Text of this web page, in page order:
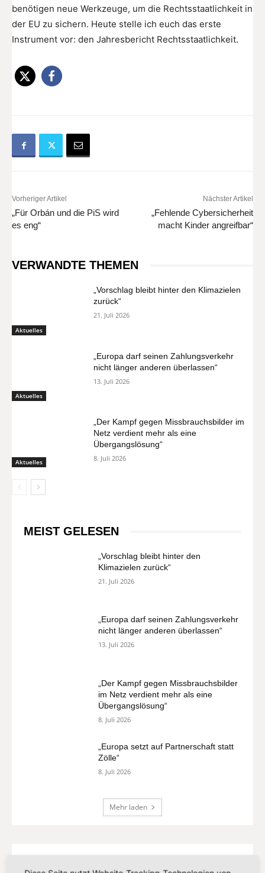
benötigen neue Werkzeuge, um die Rechtsstaatlichkeit in
der EU zu sichern. Heute stelle ich euch das erste
Instrument vor: den Jahresbericht Rechtsstaatlichkeit.
Vorheriger Artikel
„Für Orbán und die PiS wird
es eng“
Nächster Artikel
„Fehlende Cybersicherheit
macht Kinder angreifbar“
VERWANDTE THEMEN
Aktuelles
„Vorschlag bleibt hinter den Klimazielen
zurück“
21. Juli 2026
Aktuelles
„Europa darf seinen Zahlungsverkehr
nicht länger anderen überlassen“
13. Juli 2026
Aktuelles
„Der Kampf gegen Missbrauchsbilder im
Netz verdient mehr als eine
Übergangslösung“
8. Juli 2026
MEIST GELESEN
„Vorschlag bleibt hinter den
Klimazielen zurück“
21. Juli 2026
„Europa darf seinen Zahlungsverkehr
nicht länger anderen überlassen“
13. Juli 2026
„Der Kampf gegen Missbrauchsbilder
im Netz verdient mehr als eine
Übergangslösung“
8. Juli 2026
„Europa setzt auf Partnerschaft statt
Zölle“
8. Juli 2026
Mehr laden